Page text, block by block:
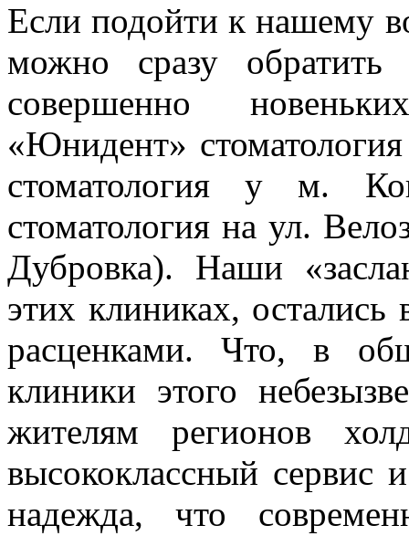
Если подойти к нашему
можно сразу
совершенно
«Юнидент»
стоматология у м.
стоматология на ул.
Дубровка). Наши
этих клиниках,
расценками. Что, в
клиники этого
жителям регионов
высококлассный сервис
надежда, что